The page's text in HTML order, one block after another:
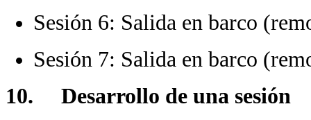
Sesión 6: Salida en barco
Sesión 7: Salida en barco
10. Desarrollo de una sesión